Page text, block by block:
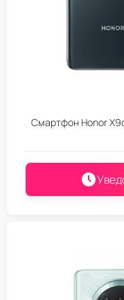
Смартфон Honor